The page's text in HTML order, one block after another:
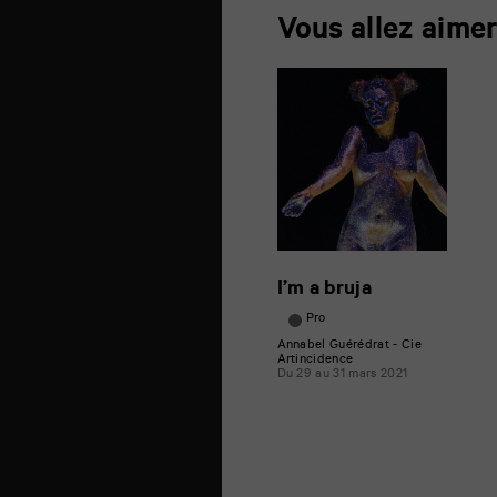
Vous allez
I’m a bruja
Pro
Annabel Guérédrat - Cie
Artincidence
Du 29 au 31 mars 2021